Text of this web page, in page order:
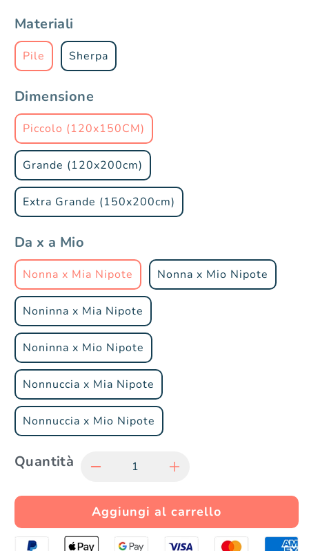
listino
Materiali
Pile Sherpa
Dimensione
Piccolo (120x150CM)
Grande (120x200cm)
Extra Grande (150x200cm)
Da x a Mio
Nonna x Mia Nipote Nonna x Mio Nipote
Noninna x Mia Nipote
Noninna x Mio Nipote
Nonnuccia x Mia Nipote
Nonnuccia x Mio Nipote
Quantità
quantità
per
quantità
per
Aggiungi al carrello